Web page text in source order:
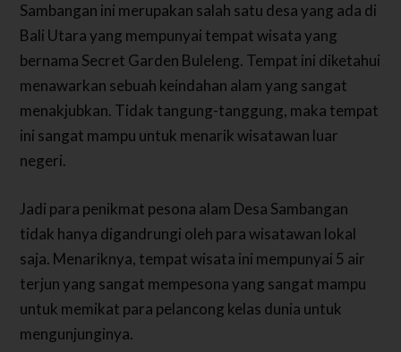
Sambangan ini merupakan salah satu desa yang ada di
Bali Utara yang mempunyai tempat wisata yang
bernama Secret Garden Buleleng. Tempat ini diketahui
menawarkan sebuah keindahan alam yang sangat
menakjubkan. Tidak tangung-tanggung, maka tempat
ini sangat mampu untuk menarik wisatawan luar
negeri.
Jadi para penikmat pesona alam Desa Sambangan
tidak hanya digandrungi oleh para wisatawan lokal
saja. Menariknya, tempat wisata ini mempunyai 5 air
terjun yang sangat mempesona yang sangat mampu
untuk memikat para pelancong kelas dunia untuk
mengunjunginya.